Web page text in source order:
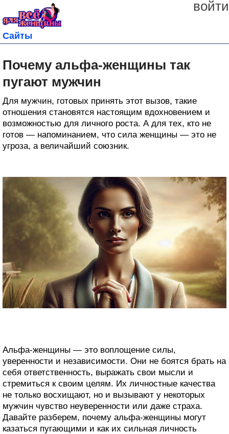
войти
Сайты
Почему альфа-женщины так
пугают мужчин
Для мужчин, готовых принять этот вызов, такие
отношения становятся настоящим вдохновением и
возможностью для личного роста. А для тех, кто не
готов — напоминанием, что сила женщины — это не
угроза, а величайший союзник.
Альфа-женщины — это воплощение силы,
уверенности и независимости. Они не боятся брать на
себя ответственность, выражать свои мысли и
стремиться к своим целям. Их личностные качества
не только восхищают, но и вызывают у некоторых
мужчин чувство неуверенности или даже страха.
Давайте разберем, почему альфа-женщины могут
казаться пугающими и как их сильная личность